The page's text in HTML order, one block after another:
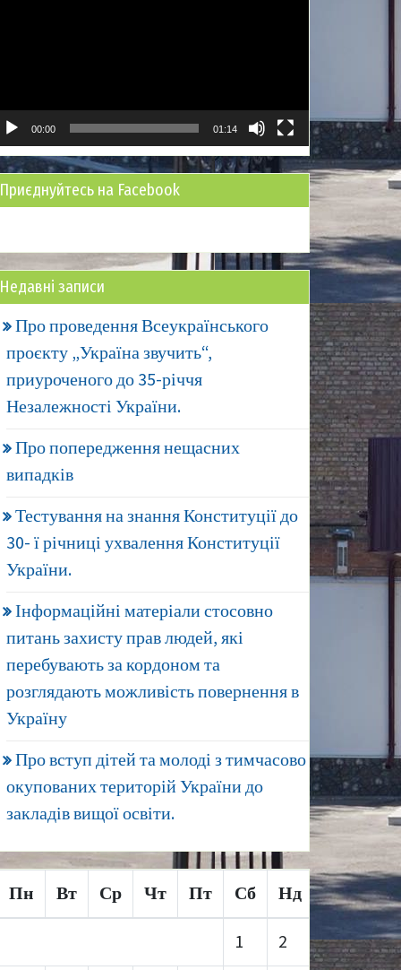
00:00 01:14
Приєднуйтесь на Facebook
Недавні записи
Про проведення Всеукраїнського
проєкту „Україна звучить“,
приуроченого до 35-річчя
Незалежності України.
Про попередження нещасних
випадків
Тестування на знання Конституції до
30- ї річниці ухвалення Конституції
України.
Інформаційні матеріали стосовно
питань захисту прав людей, які
перебувають за кордоном та
розглядають можливість повернення в
Україну
Про вступ дітей та молоді з тимчасово
окупованих територій України до
закладів вищої освіти.
Пн Вт Ср Чт Пт Сб Нд
1 2